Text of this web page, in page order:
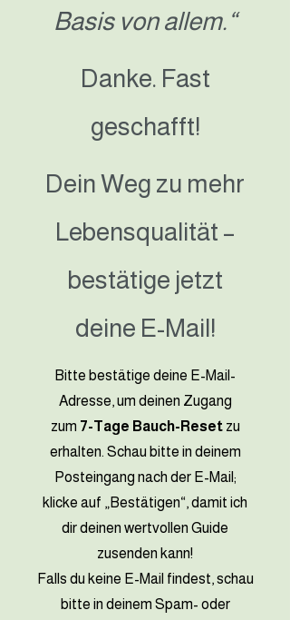
Basis von allem.“
Danke. Fast
geschafft!
Dein Weg zu mehr
Lebensqualität –
bestätige jetzt
deine E-Mail!
Bitte bestätige deine E-Mail-
Adresse, um deinen Zugang
zum 7-Tage Bauch-Reset zu
erhalten. Schau bitte in deinem
Posteingang nach der E-Mail;
klicke auf „Bestätigen“, damit ich
dir deinen wertvollen Guide
zusenden kann!
Falls du keine E-Mail findest, schau
bitte in deinem Spam- oder